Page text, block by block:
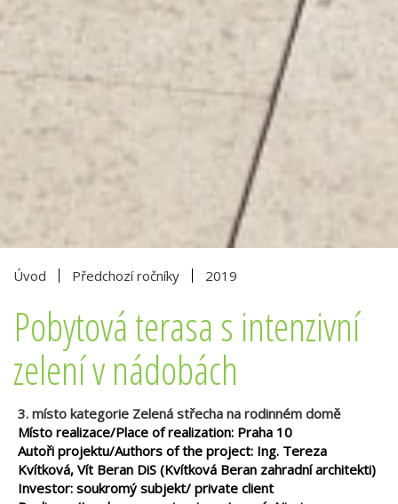
Úvod Předchozí ročníky 2019
Pobytová terasa s intenzivní
zelení v nádobách
3. místo kategorie Zelená střecha na rodinném domě
Místo realizace/Place of realization: Praha 10
Autoři projektu/Authors of the project: Ing. Tereza
Kvítková, Vít Beran DiS (Kvítková Beran zahradní architekti)
Investor: soukromý subjekt/ private client